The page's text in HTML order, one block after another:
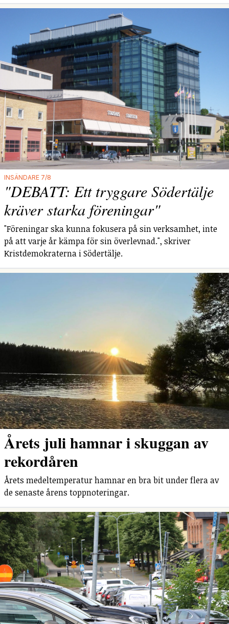
INSÄNDARE 7/8
"DEBATT: Ett tryggare Södertälje
kräver starka föreningar"
"Föreningar ska kunna fokusera på sin verksamhet, inte
på att varje år kämpa för sin överlevnad.", skriver
Kristdemokraterna i Södertälje.
Årets juli hamnar i skuggan av
rekordåren
Årets medeltemperatur hamnar en bra bit under flera av
de senaste årens toppnoteringar.